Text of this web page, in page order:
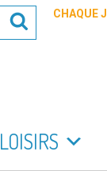
Recherche
CHAQUE
LOISIRS